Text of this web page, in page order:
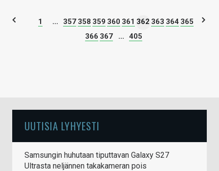
1 ... 357 358 359 360 361 362 363 364 365
366 367 ... 405
UUTISIA LYHYESTI
Samsungin huhutaan tiputtavan Galaxy S27
Ultrasta neljännen takakameran pois